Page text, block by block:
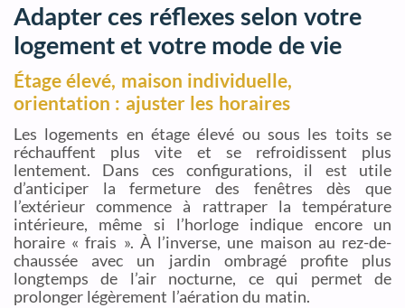
Adapter ces réflexes selon votre
logement et votre mode de vie
Étage élevé, maison individuelle,
orientation : ajuster les horaires
Les logements en étage élevé ou sous les toits se
réchauffent plus vite et se refroidissent plus
lentement. Dans ces configurations, il est utile
d’anticiper la fermeture des fenêtres dès que
l’extérieur commence à rattraper la température
intérieure, même si l’horloge indique encore un
horaire « frais ». À l’inverse, une maison au rez-de-
chaussée avec un jardin ombragé profite plus
longtemps de l’air nocturne, ce qui permet de
prolonger légèrement l’aération du matin.